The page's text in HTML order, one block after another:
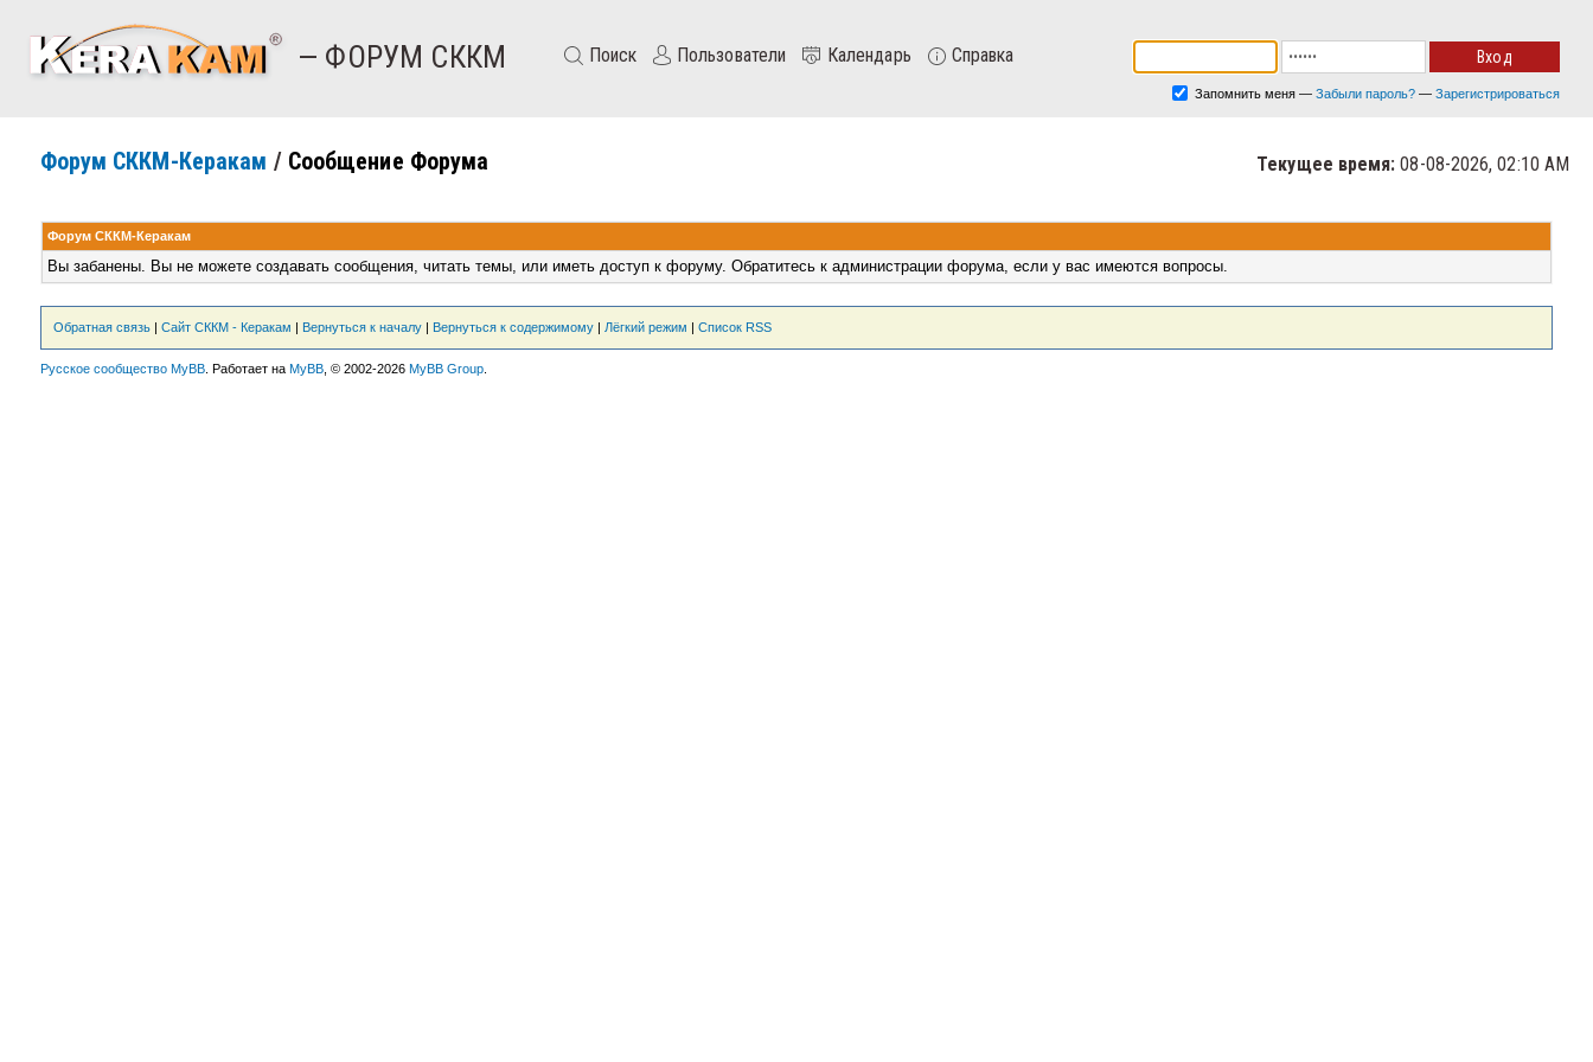
— ФОРУМ СККМ Поиск Пользователи Календарь Справка
Запомнить меня — Забыли пароль? — Зарегистрироваться
Текущее время: 08-08-2026, 02:10 AM
Форум СККМ-Керакам / Сообщение Форума
Форум СККМ-Керакам
Вы забанены. Вы не можете создавать сообщения, читать темы, или иметь доступ к форуму. Обратитесь к администрации форума, если у вас имеются вопросы.
Обратная связь| Сайт СККМ - Керакам | Вернуться к началу| Вернуться к содержимому| Лёгкий режим | Список RSS
Русское сообщество MyBB. Работает на MyBB, © 2002-2026 MyBB Group.